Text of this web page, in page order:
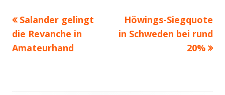
Beitragsnavigation
Vorheriger
Beitrag:
Salander gelingt
die Revanche in
Amateurhand
Nächster
Beitrag
Höwings-Siegquote
in Schweden bei rund
20%